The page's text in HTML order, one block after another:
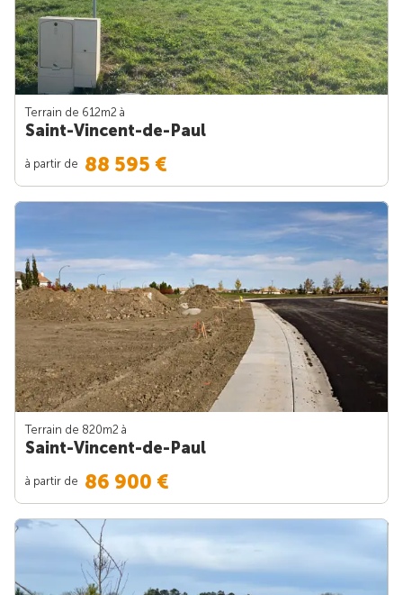
Terrain de 612m2 à
Saint-Vincent-de-Paul
à partir de 88 595 €
Terrain de 820m2 à
Saint-Vincent-de-Paul
à partir de 86 900 €